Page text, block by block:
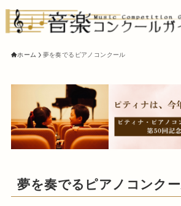
ホーム 夢を奏でるピアノコンクール
夢を奏でるピアノコンク